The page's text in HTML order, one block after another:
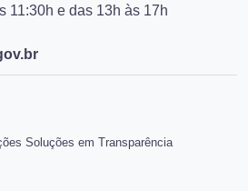
11:30h e das 13h às 17h
Soluções em Transparência